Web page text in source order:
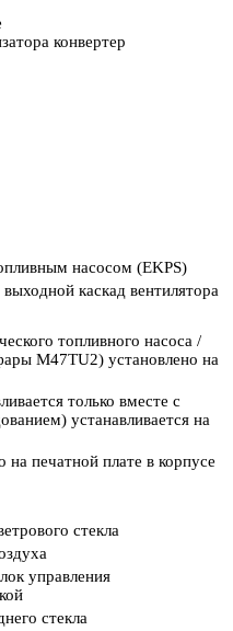
конвертер
насосом (EKPS)
каскад вентилятора
топливного насоса /
M47TU2) установлено на
только вместе с
устанавливается на
на печатной плате в корпусе
стекла
управления
стекла